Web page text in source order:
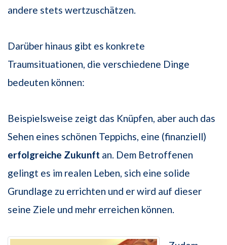
andere stets wertzuschätzen.
Darüber hinaus gibt es konkrete
Traumsituationen, die verschiedene Dinge
bedeuten können:
Beispielsweise zeigt das Knüpfen, aber auch das
Sehen eines schönen Teppichs, eine (finanziell)
erfolgreiche Zukunft an. Dem Betroffenen
gelingt es im realen Leben, sich eine solide
Grundlage zu errichten und er wird auf dieser
seine Ziele und mehr erreichen können.